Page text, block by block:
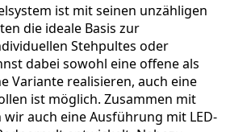
ist mit seinen unzähligen
die ideale Basis zur
Stehpultes oder
dabei sowohl eine offene als
Variante realisieren, auch eine
ist möglich. Zusammen mit
auch eine Ausführung mit LED-